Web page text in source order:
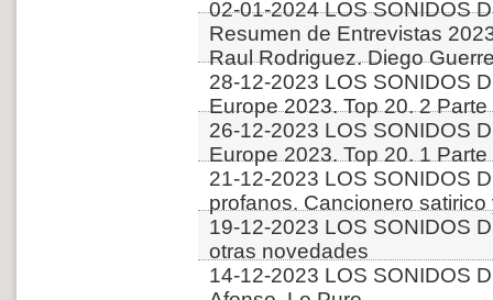
02-01-2024 LOS SONIDOS
Resumen de Entrevistas
Raul Rodriguez. Diego
28-12-2023 LOS SONIDOS
Europe 2023. Top 20. 2 Parte
26-12-2023 LOS SONIDOS
Europe 2023. Top 20. 1 Parte
21-12-2023 LOS SONIDOS
profanos. Cancionero
19-12-2023 LOS SONIDOS
otras novedades
14-12-2023 LOS SONIDOS